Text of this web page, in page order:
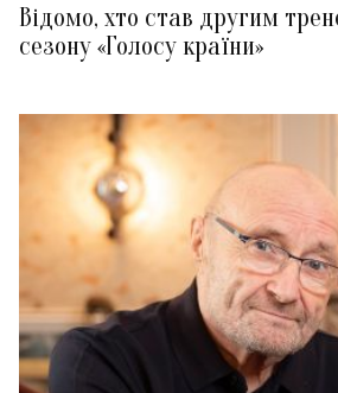
Відомо, хто став другим
сезону «Голосу країни»